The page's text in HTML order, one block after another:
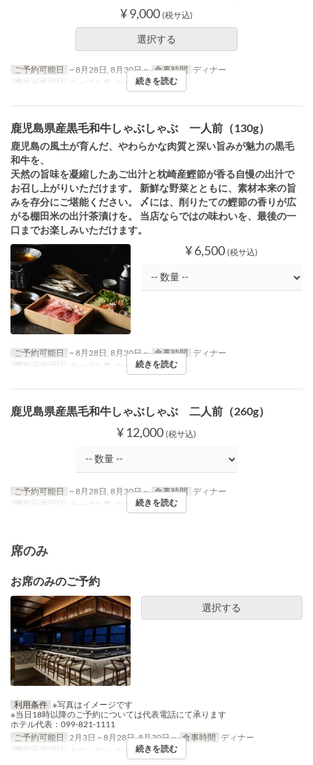
¥ 9,000 (税サ込)
選択する
ご予約可能日 ~ 8月28日, 8月30日 ~ 食事時間 ディナー
席のカテゴリ
テーブル席, カウンター続きを読む
鹿児島県産黒毛和牛しゃぶしゃぶ 一人前（130g）
鹿児島の風土が育んだ、やわらかな肉質と深い旨みが魅力の黒毛
和牛を、
天然の旨味を凝縮したあご出汁と枕崎産鰹節が香る自慢の出汁で
お召し上がりいただけます。 新鮮な野菜とともに、素材本来の旨
みを存分にご堪能ください。 〆には、削りたての鰹節の香りが広
がる棚田米の出汁茶漬けを。 当店ならではの味わいを、最後の一
口までお楽しみいただけます。
¥ 6,500 (税サ込)
ご予約可能日 ~ 8月28日, 8月30日 ~ 食事時間 ディナー
席のカテゴリ
テーブル席, カウンター続きを読む
鹿児島県産黒毛和牛しゃぶしゃぶ 二人前（260g）
¥ 12,000 (税サ込)
ご予約可能日 ~ 8月28日, 8月30日 ~ 食事時間 ディナー
席のカテゴリ
テーブル席, カウンター続きを読む
席のみ
お席のみのご予約
選択する
利用条件 ※写真はイメージです
※当日18時以降のご予約については代表電話にて承ります
ホテル代表：099-821-1111
ご予約可能日
2月3日 ~ 8月28日, 8月30日 ~ 食事時間 ディナー
席のカテゴリ
カウンター, テーブル席続きを読む